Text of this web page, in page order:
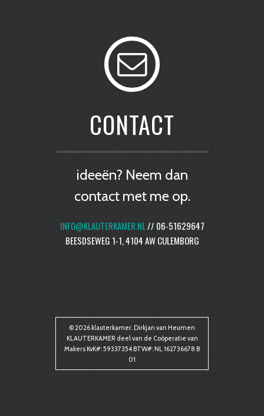
CONTACT
ideeën? Neem dan
contact met me op.
INFO@KLAUTERKAMER.NL// 06-51629647
BEESDSEWEG 1-1, 4104 AW CULEMBORG
© 2026 klauterkamer. Dirkjan van Heumen
KLAUTERKAMER deel van de Coöperatie van
Makers KvK#: 59337354 BTW#: NL 162736678 B
01